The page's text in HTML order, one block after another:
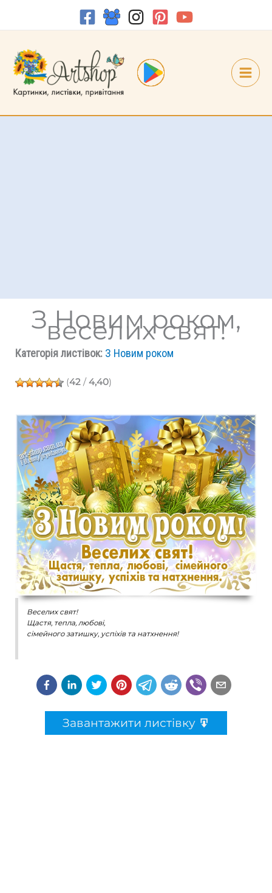
З Новим роком,
веселих свят!
Категорія листівок: З Новим роком
(42 / 4,40)
Веселих свят!
Щастя, тепла, любові,
сімейного затишку, успіхів та натхнення!
Завантажити листівку